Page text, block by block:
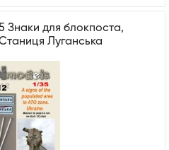
Знаки для блокпоста,
Луганська